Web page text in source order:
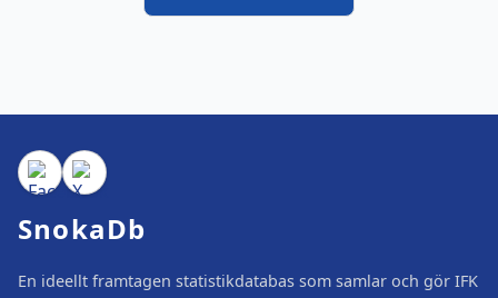
SnokaDb
En ideellt framtagen statistikdatabas som samlar och gör IFK